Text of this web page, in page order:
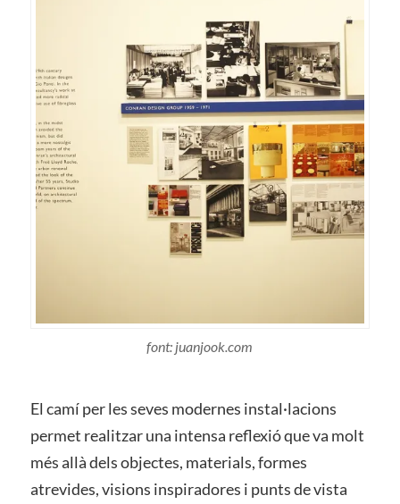
font: juanjook.com
El camí per les seves modernes instal·lacions
permet realitzar una intensa reflexió que va molt
més allà dels objectes, materials, formes
atrevides, visions inspiradores i punts de vista